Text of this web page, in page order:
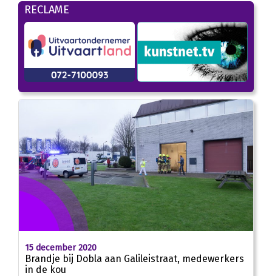
RECLAME
15 december 2020
Brandje bij Dobla aan Galileistraat, medewerkers
in de kou